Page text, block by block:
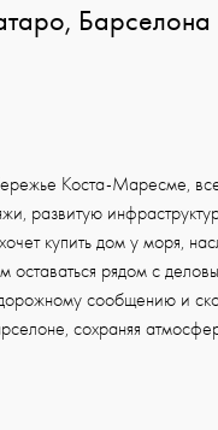
Коста-Маресме,
развитую
купить дом у моря,
рядом с
сообщению и
сохраняя